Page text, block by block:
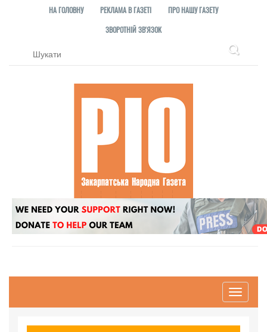
НА ГОЛОВНУ РЕКЛАМА В ГАЗЕТІ
ПРО НАШУ ГАЗЕТУ
ЗВОРОТНІЙ ЗВ'ЯЗОК
Toggle